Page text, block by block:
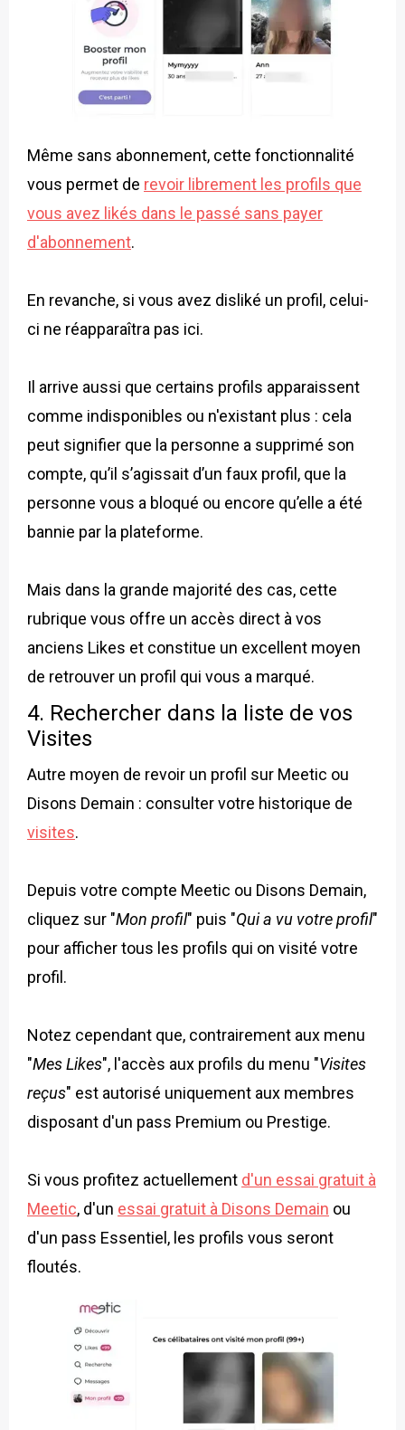
Même sans abonnement, cette fonctionnalité
vous permet de revoir librement les profils que
vous avez likés dans le passé sans payer
d'abonnement.
En revanche, si vous avez disliké un profil, celui-
ci ne réapparaîtra pas ici.
Il arrive aussi que certains profils apparaissent
comme indisponibles ou n'existant plus : cela
peut signifier que la personne a supprimé son
compte, qu’il s’agissait d’un faux profil, que la
personne vous a bloqué ou encore qu’elle a été
bannie par la plateforme.
Mais dans la grande majorité des cas, cette
rubrique vous offre un accès direct à vos
anciens Likes et constitue un excellent moyen
de retrouver un profil qui vous a marqué.
4. Rechercher dans la liste de vos
Visites
Autre moyen de revoir un profil sur Meetic ou
Disons Demain : consulter votre historique de
visites.
Depuis votre compte Meetic ou Disons Demain,
cliquez sur "Mon profil" puis "Qui a vu votre profil"
pour afficher tous les profils qui on visité votre
profil.
Notez cependant que, contrairement aux menu
"Mes Likes", l'accès aux profils du menu "Visites
reçus" est autorisé uniquement aux membres
disposant d'un pass Premium ou Prestige.
Si vous profitez actuellement d'un essai gratuit à
Meetic, d'un essai gratuit à Disons Demain ou
d'un pass Essentiel, les profils vous seront
floutés.